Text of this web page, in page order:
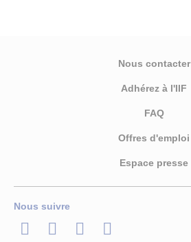
Nous contacter
Adhérez à l'IIF
FAQ
Offres d'emploi
Espace presse
Nous suivre
LinkedInTwitterFacebook
Youtube